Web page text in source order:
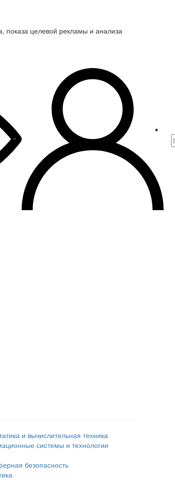
показа целевой рекламы и анализа
и вычислительная техника
системы и технологии
безопасность